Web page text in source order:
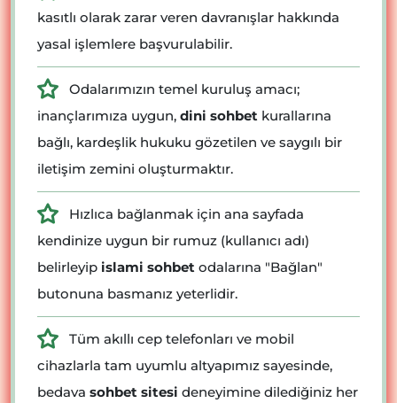
kasıtlı olarak zarar veren davranışlar hakkında
yasal işlemlere başvurulabilir.
Odalarımızın temel kuruluş amacı;
inançlarımıza uygun, dini sohbet kurallarına
bağlı, kardeşlik hukuku gözetilen ve saygılı bir
iletişim zemini oluşturmaktır.
Hızlıca bağlanmak için ana sayfada
kendinize uygun bir rumuz (kullanıcı adı)
belirleyip islami sohbet odalarına "Bağlan"
butonuna basmanız yeterlidir.
Tüm akıllı cep telefonları ve mobil
cihazlarla tam uyumlu altyapımız sayesinde,
bedava sohbet sitesi deneyimine dilediğiniz her